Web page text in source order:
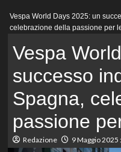
principale
Vespa World Days 2025: un
celebrazione della passione per
Vespa
successo
Spagna,
passione
Redazione 9 Maggio 2025